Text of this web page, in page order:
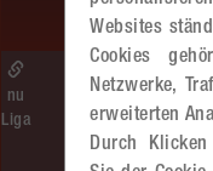
MADx WAT
WU12
MADx WAT
HC LINZ AG Ladies
nu
Liga
Websites
Cookies
Netzwerke,
erweiterten
Durch